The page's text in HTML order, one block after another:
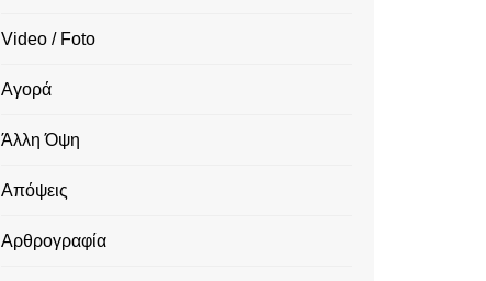
Video / Foto
Αγορά
Άλλη Όψη
Απόψεις
Αρθρογραφία